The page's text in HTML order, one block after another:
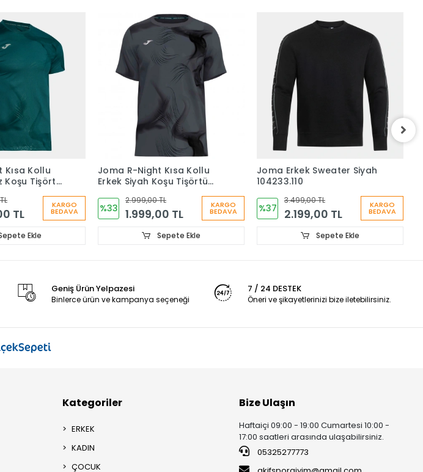
Kollu
Koşu Tişörtü
TL
KARGO
BEDAVA
Ekle
Joma R-Night Kısa Kollu
Erkek Siyah Koşu Tişörtü
%33
2.999,00 TL
1.999,00 TL
KARGO
BEDAVA
Sepete Ekle
Joma Erkek Sweater Siyah
104233.110
%37
3.499,00 TL
2.199,00 TL
KARGO
BEDAVA
Sepete Ekle
Geniş Ürün Yelpazesi
Binlerce ürün ve kampanya seçeneği
7 / 24 DESTEK
Öneri ve şikayetlerinizi bize iletebilirsiniz.
Kategoriler
ERKEK
KADIN
ÇOCUK
Bize Ulaşın
Haftaiçi 09:00 - 19:00 Cumartesi 10:00 -
17:00 saatleri arasında ulaşabilirsiniz.
05325277773